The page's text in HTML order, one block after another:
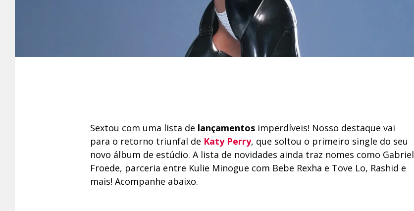
Sextou com uma lista de lançamentos imperdíveis! Nosso destaque vai
para o retorno triunfal de Katy Perry, que soltou o primeiro single do seu
novo álbum de estúdio. A lista de novidades ainda traz nomes como Gabriel
Froede, parceria entre Kulie Minogue com Bebe Rexha e Tove Lo, Rashid e
mais! Acompanhe abaixo.